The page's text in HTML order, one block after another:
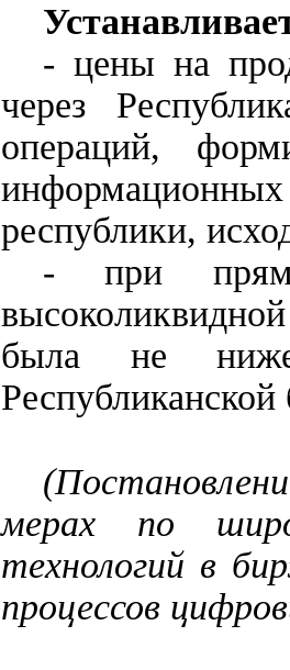
- цены на
через
операций,
республики,
- при
была не ниже
(
мерах по
технологий в
процессов